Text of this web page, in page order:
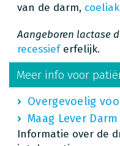
van de darm,
Aangeboren lactase
recessieferfelijk.
Meer info voor
Overgevoelig
Maag Lever
Informatie over de